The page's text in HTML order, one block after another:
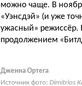
можно чаще. В
«Уэнсдэй» (и уже
ужасный» режиссёр.
продолжением
Дженна Ортега
Источник фото: Dimitrios